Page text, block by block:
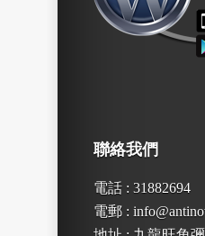
聯絡我們
電話 : 31882694
電郵 :